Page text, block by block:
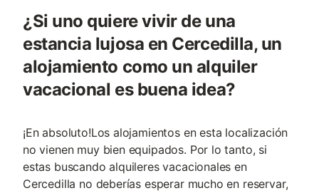
¿Si uno quiere vivir de una
estancia lujosa en Cercedilla, un
alojamiento como un alquiler
vacacional es buena idea?
¡En absoluto!Los alojamientos en esta localización
no vienen muy bien equipados. Por lo tanto, si
estas buscando alquileres vacacionales en
Cercedilla no deberías esperar mucho en reservar,